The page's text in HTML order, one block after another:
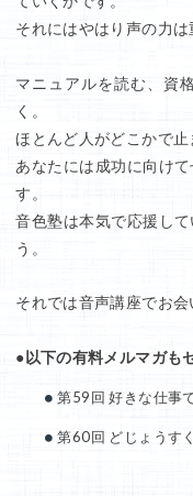
それにはやはり声の力は
マニュアルを読む、資
く。
ほとんど人がどこかで止
あなたには成功に向け
す。
音色塾は本気で応援し
う。
それでは音声講座でお会
●以下の有料メルマガも
第59回 好きな仕事
第60回 どじょうす